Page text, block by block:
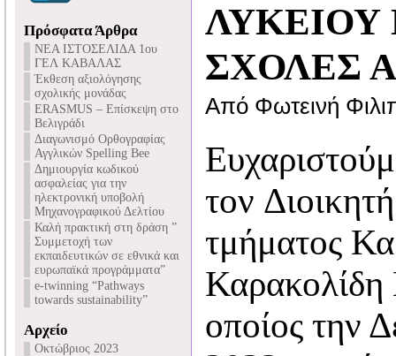
Πρόσφατα Άρθρα
NEA ΙΣΤΟΣΕΛΙΔΑ 1ου
ΓΕΛ ΚΑΒΑΛΑΣ
Έκθεση αξιολόγησης
σχολικής μονάδας
ERASMUS – Επίσκεψη στο
Βελιγράδι
Διαγωνισμό Ορθογραφίας
Αγγλικών Spelling Bee
Δημιουργία κωδικού
ασφαλείας για την
ηλεκτρονική υποβολή
Μηχανογραφικού Δελτίου
Καλή πρακτική στη δράση ”
Συμμετοχή των
εκπαιδευτικών σε εθνικά και
ευρωπαϊκά προγράμματα”
e-twinning “Pathways
towards sustainability”
Αρχείο
Οκτώβριος 2023
ΛΥΚΕΙΟΥ
ΣΧΟΛΕΣ
Από Φωτεινή
τον
τμήματος
Καρακολίδη
οποίος την